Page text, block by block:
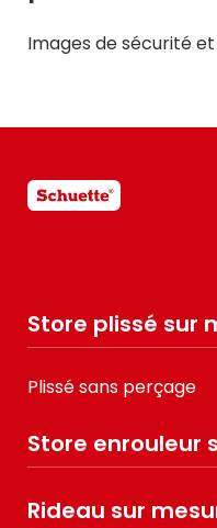
Images de sécurité
Store plissé sur
Plissé sans perçage
Store enrouleur
Rideau sur